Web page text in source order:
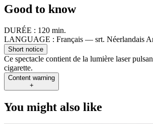
Good to know
DURÉE : 120 min.
LANGUAGE : Français — srt. Néerlandais
Short notice
Ce spectacle contient de la lumière laser
cigarette.
Content warning
+
You might also like